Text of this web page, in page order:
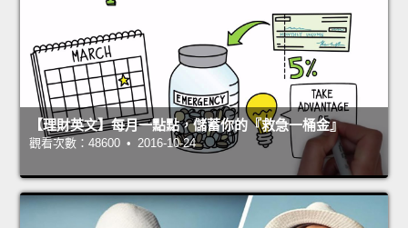
【理財英文】每月一點點，儲蓄你的『救急一桶金』
觀看次數：48600 • 2016-10-24